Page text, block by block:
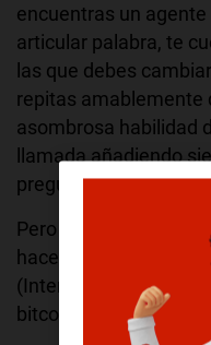
encuentras un
articular palabra, te
las que debes
repitas amablemente
asombrosa habilidad
llamada añadiendo
pregunta a la que
Pero es que no solo
hacen a todas horas
(Internet, seguridad
bitcoins!